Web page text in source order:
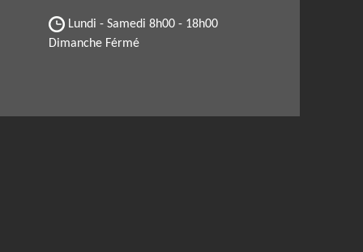
Lundi - Samedi 8h00 - 18h00
Dimanche Férmé